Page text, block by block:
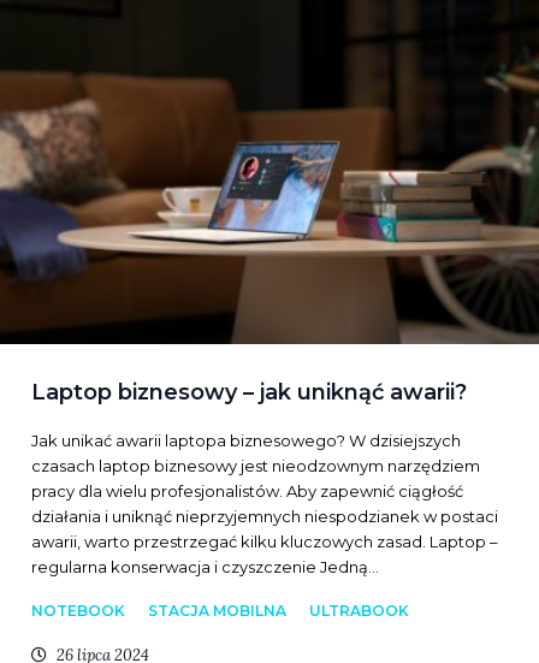
Laptop biznesowy – jak uniknąć awarii?
Jak unikać awarii laptopa biznesowego? W dzisiejszych
czasach laptop biznesowy jest nieodzownym narzędziem
pracy dla wielu profesjonalistów. Aby zapewnić ciągłość
działania i uniknąć nieprzyjemnych niespodzianek w postaci
awarii, warto przestrzegać kilku kluczowych zasad. Laptop –
regularna konserwacja i czyszczenie Jedną…
NOTEBOOK STACJA MOBILNA ULTRABOOK
26 lipca 2024